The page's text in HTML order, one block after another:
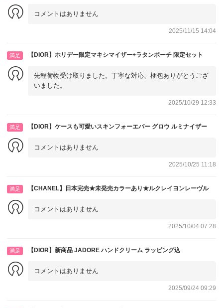
コメントはありません
2025/11/15 14:04
満足 【DIOR】ホリデー限定マキシマイザー+ラタンポーチ 限定セット
先程荷物受け取りました。丁寧な対応、梱包ありがとうござ
いました。
2025/10/29 12:33
満足 【DIOR】ケースも可愛いスキンフォーエバー グロウ ルミナイザー
コメントはありません
2025/10/25 11:18
満足 【CHANEL】日本完売★未発売カラーあり★ルクレイヨンレーヴル
コメントはありません
2025/10/04 07:28
満足 【DIOR】新商品 JADORE ハンドクリーム ラッピング込
コメントはありません
2025/09/24 09:29